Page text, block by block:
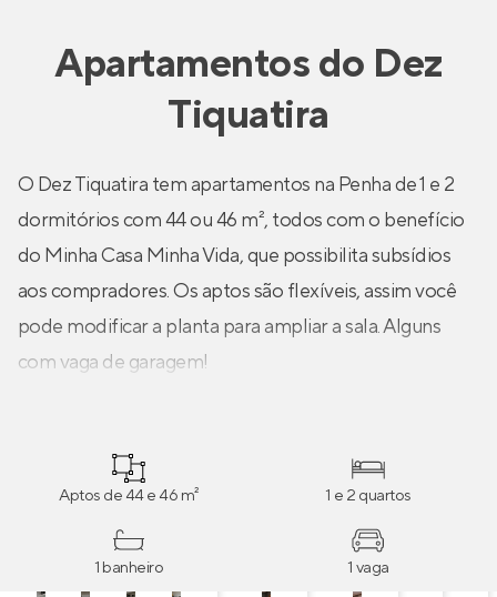
Apartamentosdo Dez
Tiquatira
O Dez Tiquatira tem apartamentos na Penha de 1 e 2
dormitórios com 44 ou 46 m², todos com o benefício
do Minha Casa Minha Vida, que possibilita subsídios
aos compradores. Os aptos são flexíveis, assim você
pode modificar a planta para ampliar a sala. Alguns
com vaga de garagem!
Aptos de 44 e 46 m² 1 e 2 quartos
1 banheiro 1 vaga